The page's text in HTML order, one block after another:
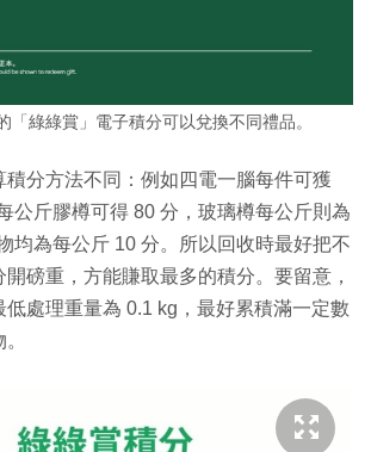
「綠綠賞」電子積分可以兌換不同禮品。
積分方法不同：例如四電一腦每件可獲
公斤膠樽可得 80 分，玻璃樽每公斤則為
均為每公斤 10 分。所以回收時最好把不
磅重，方能賺取最多的積分。要留意，
處理重量為 0.1 kg，最好累積滿一定數